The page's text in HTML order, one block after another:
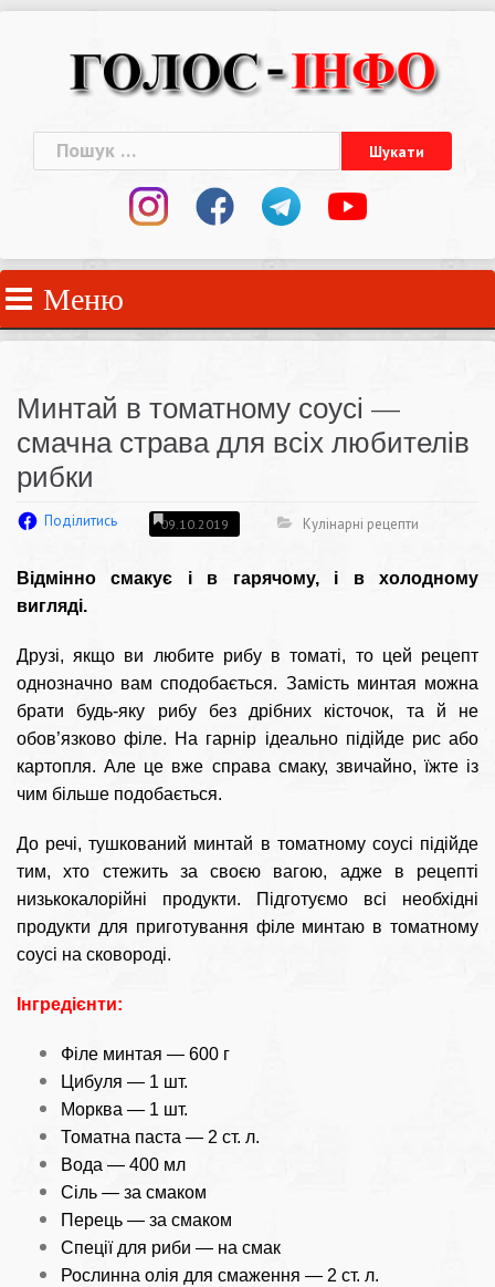
Пошук:
Меню
Минтай в томатному соусі —
смачна страва для всіх любителів
рибки
Поділитись 09.10.2019 Кулінарні рецепти
Відмінно смакує і в гарячому, і в холодному
вигляді.
Друзі, якщо ви любите рибу в томаті, то цей рецепт
однозначно вам сподобається. Замість минтая можна
брати будь-яку рибу без дрібних кісточок, та й не
обов’язково філе. На гарнір ідеально підійде рис або
картопля. Але це вже справа смаку, звичайно, їжте із
чим більше подобається.
До речі, тушкований минтай в томатному соусі підійде
тим, хто стежить за своєю вагою, адже в рецепті
низькокалорійні продукти. Підготуємо всі необхідні
продукти для приготування філе минтаю в томатному
соусі на сковороді.
Інгредієнти:
Філе минтая — 600 г
Цибуля — 1 шт.
Морква — 1 шт.
Томатна паста — 2 ст. л.
Вода — 400 мл
Сіль — за смаком
Перець — за смаком
Спеції для риби — на смак
Рослинна олія для смаження — 2 ст. л.